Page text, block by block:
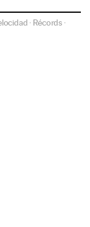
· Récords ·